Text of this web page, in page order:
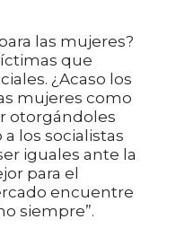
las mujeres?
que
¿Acaso los
mujeres como
otorgándoles
los socialistas
iguales ante la
para el
encuentre
siempre”.